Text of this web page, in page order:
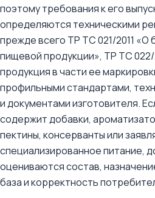
поэтому требования к его
определяются техническими
прежде всего ТР ТС 021/2011 «О
пищевой продукции», ТР ТС
продукция в части ее
профильными стандартами,
и документами изготовителя.
содержит добавки,
пектины, консерванты или
специализированное питание,
оцениваются состав,
база и корректность